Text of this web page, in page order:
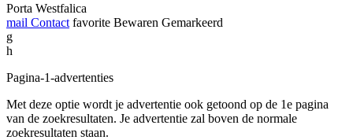
Porta Westfalica
mail Contact favorite Bewaren Gemarkeerd
g
h
Pagina-1-advertenties
Met deze optie wordt je advertentie ook getoond op de 1e pagina
van de zoekresultaten. Je advertentie zal boven de normale
zoekresultaten staan.